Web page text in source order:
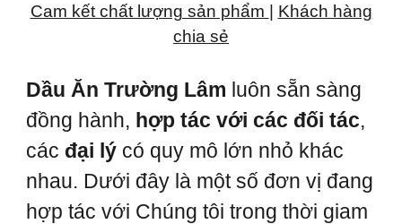
Cam kết chất lượng sản phẩm | Khách hàng
chia sẻ
Dầu Ăn Trường Lâm luôn sẵn sàng
đồng hành, hợp tác với các đối tác,
các đại lý có quy mô lớn nhỏ khác
nhau. Dưới đây là một số đơn vị đang
hợp tác với Chúng tôi trong thời giam